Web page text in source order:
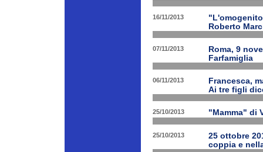
16/11/2013
Roberto
07/11/2013
Roma, 9
Farfamiglia
06/11/2013
Francesca,
Ai tre figli
25/10/2013 "Mamma" di
25/10/2013
25 ottobre
coppia e